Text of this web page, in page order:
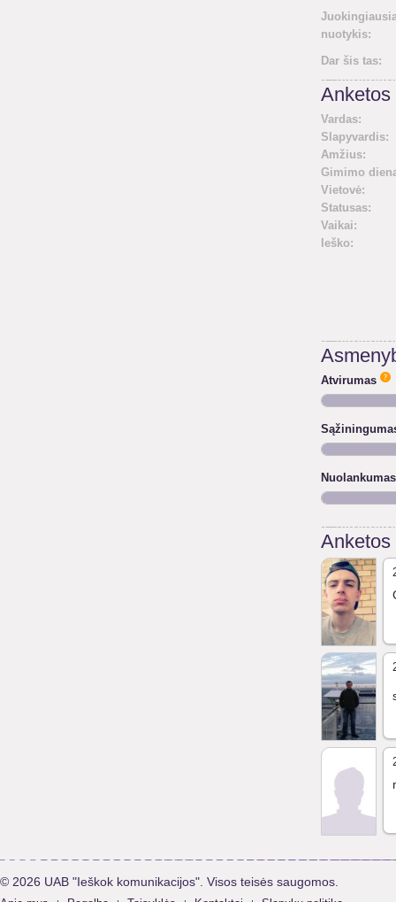
nuotykis:
Dar šis tas:
Anketos
Vardas:
Slapyvardis:
Amžius:
Gimimo
Vietovė:
Statusas:
Vaikai:
Ieško:
Atvirumas
Nuolankumas
Anketos
© 2026 UAB "Ieškok komunikacijos". Visos teisės saugomos.